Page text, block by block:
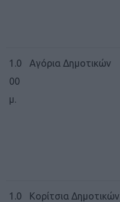
1.0
00
μ.
Αγόρια Δημοτικών
1.0
Κορίτσια Δημοτικών